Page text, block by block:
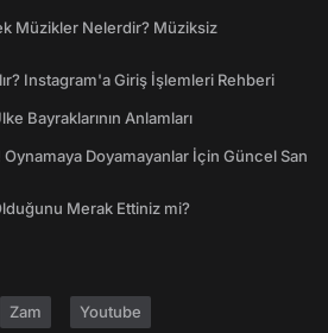
Müzikler Nelerdir? Müziksiz
Instagram'a Giriş İşlemleri Rehberi
Bayraklarının Anlamları
Doyamayanlar İçin Güncel San
Merak Ettiniz mi?
Zam Youtube